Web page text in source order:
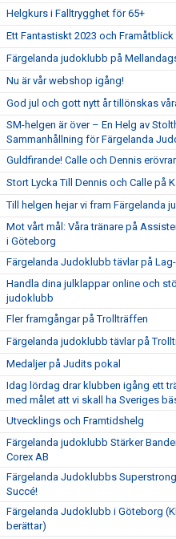
Helgkurs i Falltrygghet för 65+
Ett Fantastiskt 2023 och Framåtblick
Färgelanda judoklubb på
Nu är vår webshop igång!
God jul och gott nytt år tillönskas
SM-helgen är över – En Helg av
Sammanhållning för Färgelanda
Guldfirande! Calle och Dennis
Stort Lycka Till Dennis och Calle på
Till helgen hejar vi fram Färgelanda
Mot vårt mål: Våra tränare på
i Göteborg
Färgelanda Judoklubb tävlar på
Handla dina julklappar online och
judoklubb
Fler framgångar på Trollträffen
Färgelanda judoklubb tävlar på
Medaljer på Judits pokal
Idag lördag drar klubben igång ett
med målet att vi skall ha Sveriges
Utvecklings och Framtidshelg
Färgelanda judoklubb Stärker
Corex AB
Färgelanda Judoklubbs
Succé!
Färgelanda Judoklubb i Göteborg
berättar)